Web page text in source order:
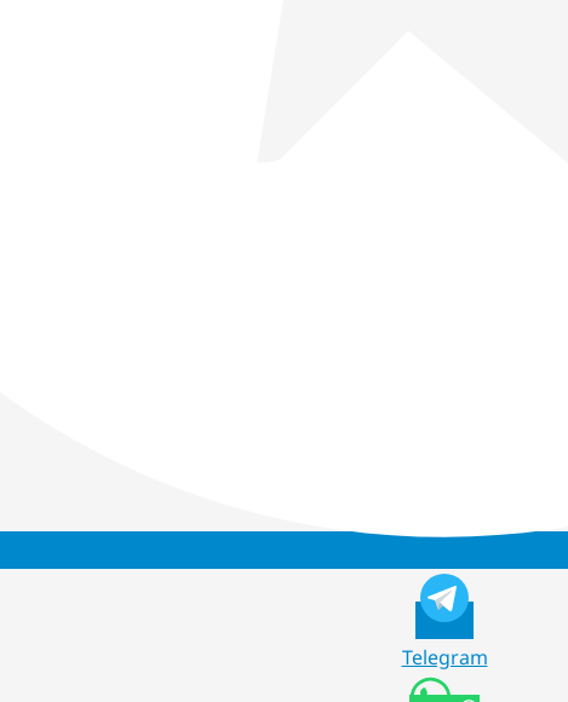
Telegram